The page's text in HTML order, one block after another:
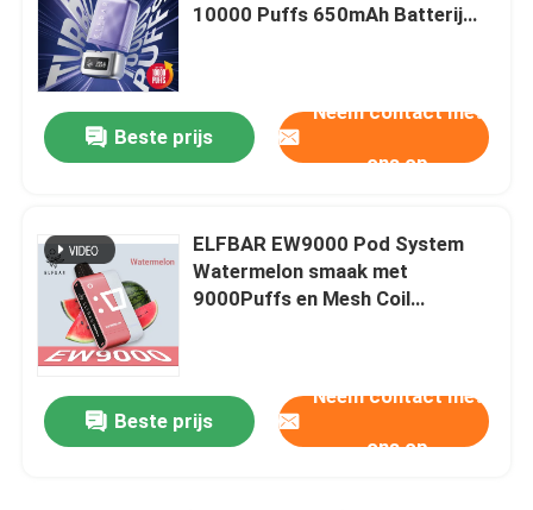
10000 Puffs 650mAh Batterij
Beste prijs
Neem contact met
ons op
ELFBAR EW9000 Pod System
Watermelon smaak met
9000Puffs en Mesh Coil
Beste prijs
Neem contact met
ons op